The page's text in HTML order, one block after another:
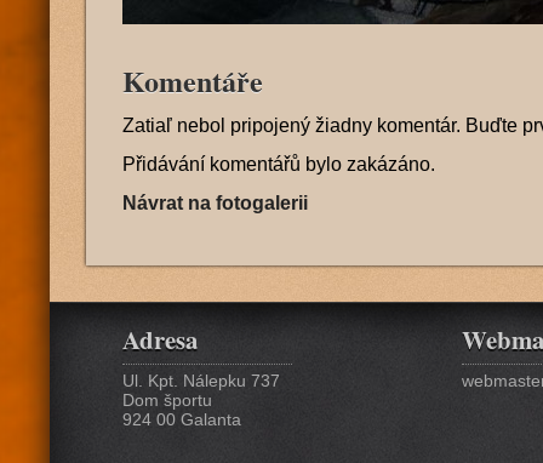
Komentáře
Zatiaľ nebol pripojený žiadny komentár. Buďte
Přidávání komentářů bylo zakázáno.
Návrat na fotogalerii
Adresa
Ul. Kpt. Nálepku 737
Dom športu
924 00 Galanta